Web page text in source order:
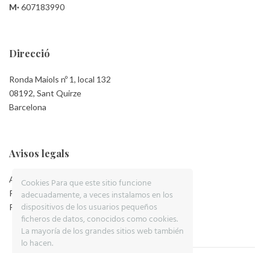
M·607183990
Direcció
Ronda Maiols nº 1, local 132
08192, Sant Quirze
Barcelona
Avisos legals
Aviso Legal
Política de Privacidad
Política de Cookies
Cookies Para que este sitio funcione
adecuadamente, a veces instalamos en los
dispositivos de los usuarios pequeños
ficheros de datos, conocidos como cookies.
La mayoría de los grandes sitios web también
lo hacen.